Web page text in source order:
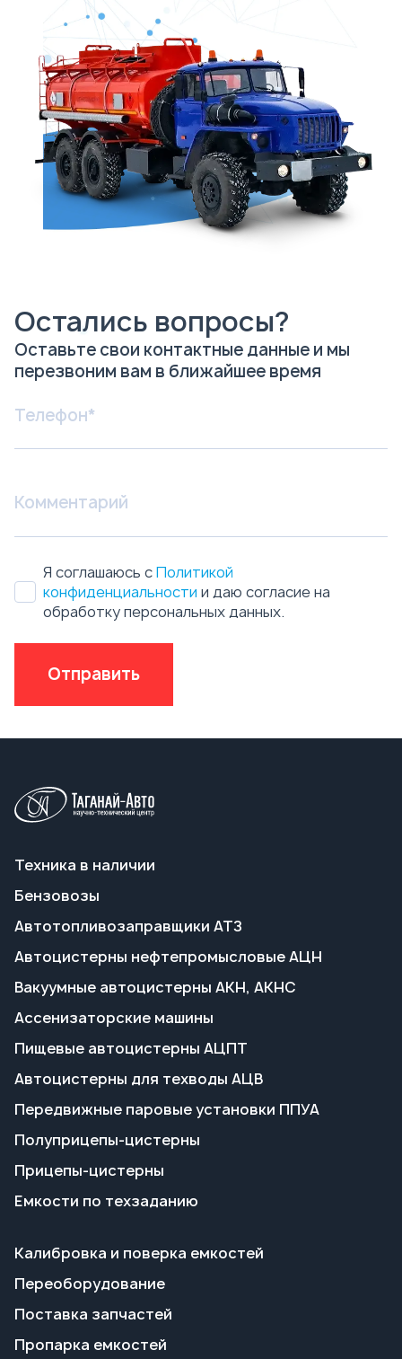
Остались вопросы?
Оставьте свои контактные данные и мы
перезвоним вам в ближайшее время
конфиденциальностии даю согласие на
Отправить
Автотопливозаправщики АТЗ
Автоцистерны нефтепромысловые АЦН
Калибровка и поверка емкостей
Переоборудование
Поставка запчастей
Пропарка емкостей